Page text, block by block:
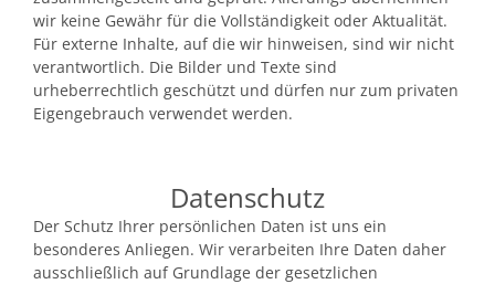
wir keine Gewähr für die Vollständigkeit oder Aktualität.
Für externe Inhalte, auf die wir hinweisen, sind wir nicht
verantwortlich. Die Bilder und Texte sind
urheberrechtlich geschützt und dürfen nur zum privaten
Eigengebrauch verwendet werden.
Datenschutz
Der Schutz Ihrer persönlichen Daten ist uns ein
besonderes Anliegen. Wir verarbeiten Ihre Daten daher
ausschließlich auf Grundlage der gesetzlichen